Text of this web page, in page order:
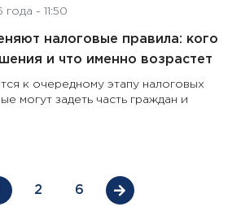
года - 11:50
налоговые правила: кого
и что именно возрастет
к очередному этапу налоговых
могут задеть часть граждан и
2 6